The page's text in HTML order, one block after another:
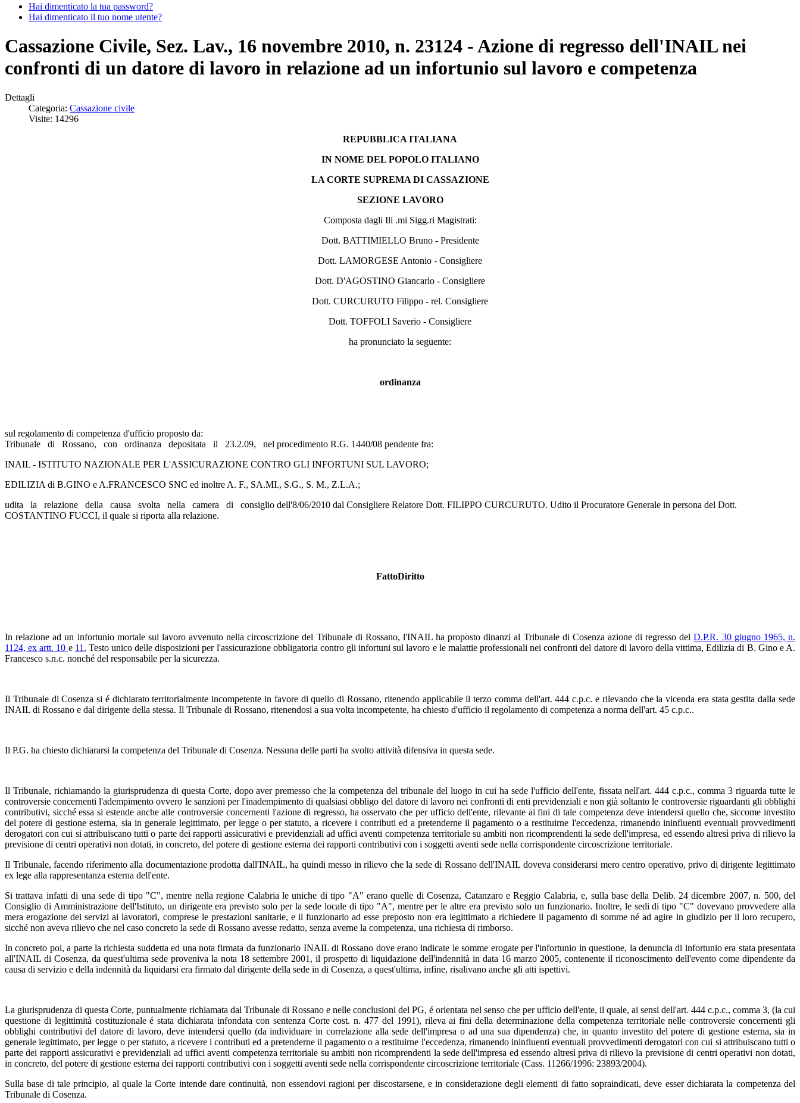
Hai dimenticato la tua password?
Hai dimenticato il tuo nome utente?
Cassazione Civile, Sez. Lav., 16 novembre 2010, n. 23124 - Azione di regresso dell'INAIL nei
confronti di un datore di lavoro in relazione ad un infortunio sul lavoro e competenza
Dettagli
Categoria: Cassazione civile
Visite: 14296
REPUBBLICA ITALIANA
IN NOME DEL POPOLO ITALIANO
LA CORTE SUPREMA DI CASSAZIONE
SEZIONE LAVORO
Composta dagli Ili .mi Sigg.ri Magistrati:
Dott. BATTIMIELLO Bruno - Presidente
Dott. LAMORGESE Antonio - Consigliere
Dott. D'AGOSTINO Giancarlo - Consigliere
Dott. CURCURUTO Filippo - rel. Consigliere
Dott. TOFFOLI Saverio - Consigliere
ha pronunciato la seguente:
ordinanza
sul regolamento di competenza d'ufficio proposto da:
Tribunale di Rossano, con ordinanza depositata il 23.2.09, nel procedimento R.G. 1440/08 pendente fra:
INAIL - ISTITUTO NAZIONALE PER L'ASSICURAZIONE CONTRO GLI INFORTUNI SUL LAVORO;
EDILIZIA di B.GINO e A.FRANCESCO SNC ed inoltre A. F., SA.MI., S.G., S. M., Z.L.A.;
udita la relazione della causa svolta nella camera di consiglio dell'8/06/2010 dal Consigliere Relatore Dott. FILIPPO CURCURUTO. Udito il Procuratore Generale in persona del Dott.
COSTANTINO FUCCI, il quale si riporta alla relazione.
FattoDiritto
In relazione ad un infortunio mortale sul lavoro avvenuto nella circoscrizione del Tribunale di Rossano, l'INAIL ha proposto dinanzi al Tribunale di Cosenza azione di regresso delD.P.R. 30 giugno 1965, n.
1124, ex artt. 10 e 11 , Testo unico delle disposizioni per l'assicurazione obbligatoria contro gli infortuni sul lavoro e le malattie professionali nei confronti del datore di lavoro della vittima, Edilizia di B. Gino e A.
Francesco s.n.c. nonché del responsabile per la sicurezza.
Il Tribunale di Cosenza si é dichiarato territorialmente incompetente in favore di quello di Rossano, ritenendo applicabile il terzo comma dell'art. 444 c.p.c. e rilevando che la vicenda era stata gestita dalla sede
INAIL di Rossano e dal dirigente della stessa. Il Tribunale di Rossano, ritenendosi a sua volta incompetente, ha chiesto d'ufficio il regolamento di competenza a norma dell'art. 45 c.p.c..
Il P.G. ha chiesto dichiararsi la competenza del Tribunale di Cosenza. Nessuna delle parti ha svolto attività difensiva in questa sede.
Il Tribunale, richiamando la giurisprudenza di questa Corte, dopo aver premesso che la competenza del tribunale del luogo in cui ha sede l'ufficio dell'ente, fissata nell'art. 444 c.p.c., comma 3 riguarda tutte le
controversie concernenti l'adempimento ovvero le sanzioni per l'inadempimento di qualsiasi obbligo del datore di lavoro nei confronti di enti previdenziali e non già soltanto le controversie riguardanti gli obblighi
contributivi, sicché essa si estende anche alle controversie concernenti l'azione di regresso, ha osservato che per ufficio dell'ente, rilevante ai fini di tale competenza deve intendersi quello che, siccome investito
del potere di gestione esterna, sia in generale legittimato, per legge o per statuto, a ricevere i contributi ed a pretenderne il pagamento o a restituirne l'eccedenza, rimanendo ininfluenti eventuali provvedimenti
derogatori con cui si attribuiscano tutti o parte dei rapporti assicurativi e previdenziali ad uffici aventi competenza territoriale su ambiti non ricomprendenti la sede dell'impresa, ed essendo altresì priva di rilievo la
previsione di centri operativi non dotati, in concreto, del potere di gestione esterna dei rapporti contributivi con i soggetti aventi sede nella corrispondente circoscrizione territoriale.
Il Tribunale, facendo riferimento alla documentazione prodotta dall'INAIL, ha quindi messo in rilievo che la sede di Rossano dell'INAIL doveva considerarsi mero centro operativo, privo di dirigente legittimato
ex lege alla rappresentanza esterna dell'ente.
Si trattava infatti di una sede di tipo "C", mentre nella regione Calabria le uniche di tipo "A" erano quelle di Cosenza, Catanzaro e Reggio Calabria, e, sulla base della Delib. 24 dicembre 2007, n. 500, del
Consiglio di Amministrazione dell'Istituto, un dirigente era previsto solo per la sede locale di tipo "A", mentre per le altre era previsto solo un funzionario. Inoltre, le sedi di tipo "C" dovevano provvedere alla
mera erogazione dei servizi ai lavoratori, comprese le prestazioni sanitarie, e il funzionario ad esse preposto non era legittimato a richiedere il pagamento di somme né ad agire in giudizio per il loro recupero,
sicché non aveva rilievo che nel caso concreto la sede di Rossano avesse redatto, senza averne la competenza, una richiesta di rimborso.
In concreto poi, a parte la richiesta suddetta ed una nota firmata da funzionario INAIL di Rossano dove erano indicate le somme erogate per l'infortunio in questione, la denuncia di infortunio era stata presentata
all'INAIL di Cosenza, da quest'ultima sede proveniva la nota 18 settembre 2001, il prospetto di liquidazione dell'indennità in data 16 marzo 2005, contenente il riconoscimento dell'evento come dipendente da
causa di servizio e della indennità da liquidarsi era firmato dal dirigente della sede in di Cosenza, a quest'ultima, infine, risalivano anche gli atti ispettivi.
La giurisprudenza di questa Corte, puntualmente richiamata dal Tribunale di Rossano e nelle conclusioni del PG, é orientata nel senso che per ufficio dell'ente, il quale, ai sensi dell'art. 444 c.p.c., comma 3, (la cui
questione di legittimità costituzionale é stata dichiarata infondata con sentenza Corte cost. n. 477 del 1991), rileva ai fini della determinazione della competenza territoriale nelle controversie concernenti gli
obblighi contributivi del datore di lavoro, deve intendersi quello (da individuare in correlazione alla sede dell'impresa o ad una sua dipendenza) che, in quanto investito del potere di gestione esterna, sia in
generale legittimato, per legge o per statuto, a ricevere i contributi ed a pretenderne il pagamento o a restituirne l'eccedenza, rimanendo ininfluenti eventuali provvedimenti derogatori con cui si attribuiscano tutti o
parte dei rapporti assicurativi e previdenziali ad uffici aventi competenza territoriale su ambiti non ricomprendenti la sede dell'impresa ed essendo altresì priva di rilievo la previsione di centri operativi non dotati,
in concreto, del potere di gestione esterna dei rapporti contributivi con i soggetti aventi sede nella corrispondente circoscrizione territoriale (Cass. 11266/1996: 23893/2004).
Sulla base di tale principio, al quale la Corte intende dare continuità, non essendovi ragioni per discostarsene, e in considerazione degli elementi di fatto sopraindicati, deve esser dichiarata la competenza del
Tribunale di Cosenza.